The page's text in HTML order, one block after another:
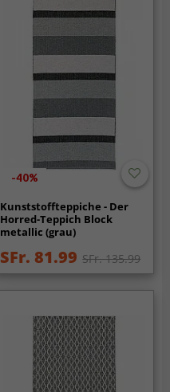
-40%
Kunststoffteppiche - Der
Horred-Teppich Block
metallic (grau)
SFr. 81.99 SFr. 135.99